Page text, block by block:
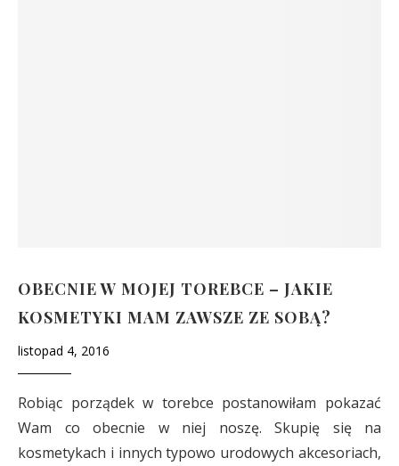
OBECNIE W MOJEJ TOREBCE – JAKIE
KOSMETYKI MAM ZAWSZE ZE SOBĄ?
listopad 4, 2016
Robiąc porządek w torebce postanowiłam pokazać
Wam co obecnie w niej noszę. Skupię się na
kosmetykach i innych typowo urodowych akcesoriach,